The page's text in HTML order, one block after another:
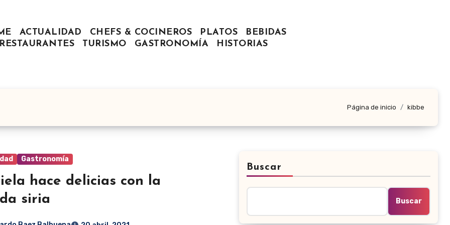
ACTUALIDAD CHEFS & COCINEROS PLATOS
BEBIDAS
RESTAURANTES
TURISMO GASTRONOMÍA HISTORIAS
Página de inicio kibbe
Gastronomía
hace delicias con la
siria
Buscar
Buscar